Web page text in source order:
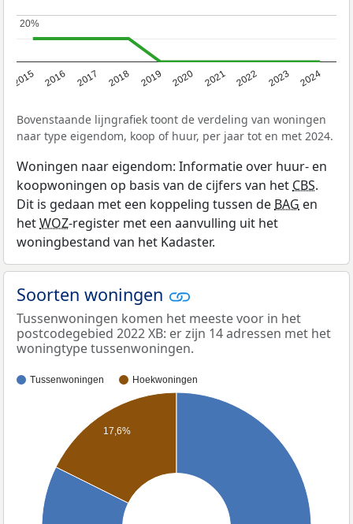
2015 2016 2017 2018 2019 2020 2021 2022 2023 2024
20%
20%
Bovenstaande lijngrafiek toont de verdeling van woningen
naar type eigendom, koop of huur, per jaar tot en met 2024.
Woningen naar eigendom: Informatie over huur- en
koopwoningen op basis van de cijfers van het CBS.
Dit is gedaan met een koppeling tussen de BAG en
hetWOZ-register met een aanvulling uit het
woningbestand van het Kadaster.
Soorten woningen
Tussenwoningen komen het meeste voor in het
postcodegebied 2022 XB: er zijn 14 adressen met het
woningtype tussenwoningen.
Tussenwoningen Hoekwoningen
17,6%